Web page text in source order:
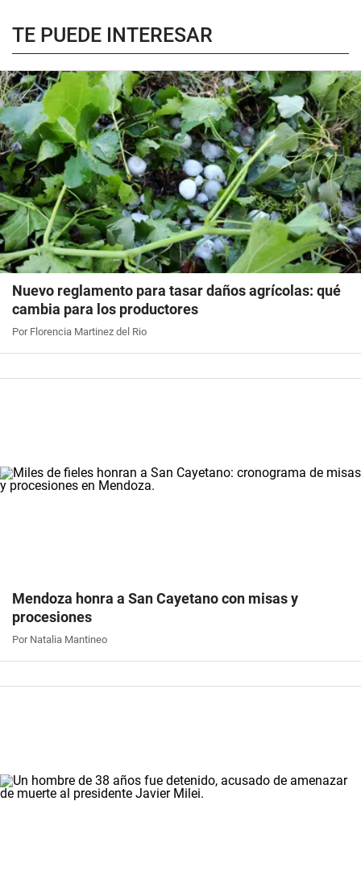
TE PUEDE INTERESAR
Nuevo reglamento para tasar daños agrícolas: qué
cambia para los productores
Por Florencia Martinez del Rio
Mendoza honra a San Cayetano con misas y
procesiones
Por Natalia Mantineo